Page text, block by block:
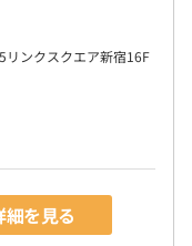
をしつつ、実践的な
ます。
ンクスクエア新宿16F
細を見る